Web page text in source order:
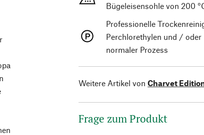
Bügeleisensohle von 200
Professionelle
Perchlorethylen und / oder
normaler Prozess
Weitere Artikel von Charvet
Frage zum Produkt